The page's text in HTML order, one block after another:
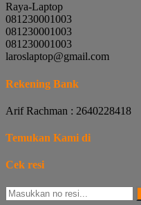
Raya-Laptop
081230001003
081230001003
081230001003
laroslaptop@gmail.com
Rekening Bank
Arif Rachman : 2640228418
Temukan Kami di
Cek resi